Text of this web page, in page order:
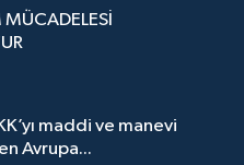
maddi ve manevi
Avrupa...